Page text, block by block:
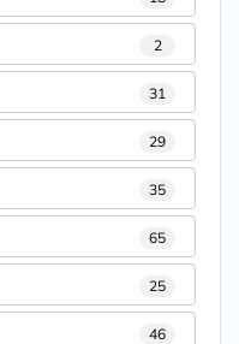
2
31
29
35
65
25
46